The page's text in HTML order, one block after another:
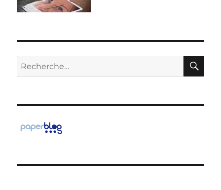
Recherche
pour :